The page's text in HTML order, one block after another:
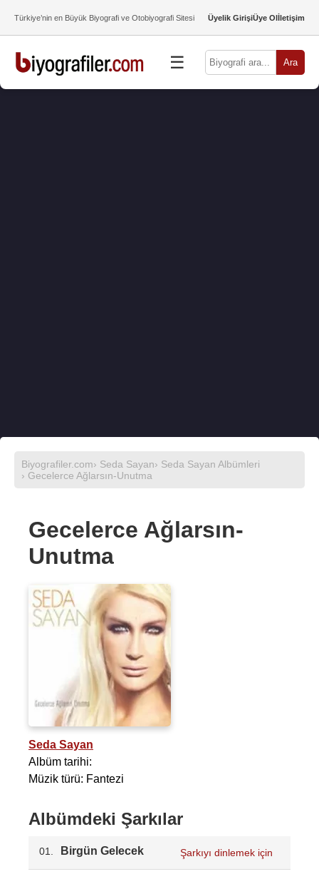
Türkiye’nin en Büyük Biyografi ve Otobiyografi Sitesi Üyelik GirişiÜye Olİletişim
☰ Ara
Biyografiler.com› Seda Sayan› Seda Sayan Albümleri
› Gecelerce Ağlarsın-Unutma
Gecelerce Ağlarsın-
Unutma
Seda Sayan
Albüm tarihi:
Müzik türü: Fantezi
Albümdeki Şarkılar
01. Birgün Gelecek Şarkıyı dinlemek için